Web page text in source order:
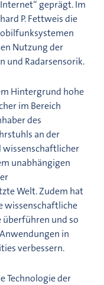
geprägt. Im
P. Fettweis die
Nutzung der
und Radarsensorik.
Hintergrund hohe
im Bereich
des
an der
wissenschaftlicher
unabhängigen
Welt. Zudem hat
wissenschaftliche
überführen und so
in
verbessern.
Technologie der